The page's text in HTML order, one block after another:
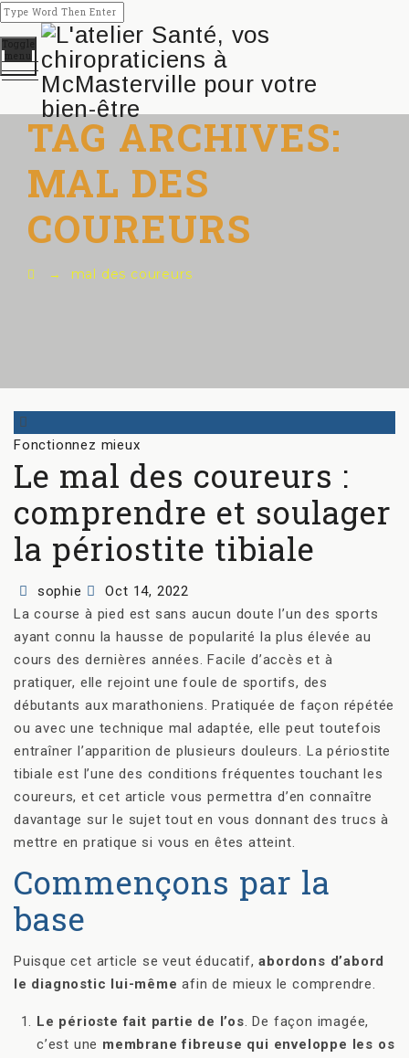
Toggle
menu
TAG ARCHIVES:
MAL DES
COUREURS
→ mal des coureurs
Categories
Fonctionnez mieux
Le mal des coureurs :
comprendre et soulager
la périostite tibiale
Author
sophie
Posted
on
Oct 14, 2022
La course à pied est sans aucun doute l’un des sports
ayant connu la hausse de popularité la plus élevée au
cours des dernières années. Facile d’accès et à
pratiquer, elle rejoint une foule de sportifs, des
débutants aux marathoniens. Pratiquée de façon répétée
ou avec une technique mal adaptée, elle peut toutefois
entraîner l’apparition de plusieurs douleurs. La périostite
tibiale est l’une des conditions fréquentes touchant les
coureurs, et cet article vous permettra d’en connaître
davantage sur le sujet tout en vous donnant des trucs à
mettre en pratique si vous en êtes atteint.
Commençons par la
base
Puisque cet article se veut éducatif,abordons d’abord
le diagnostic lui-même afin de mieux le comprendre.
Le périoste fait partie de l’os. De façon imagée,
c’est une membrane fibreuse qui enveloppe les os